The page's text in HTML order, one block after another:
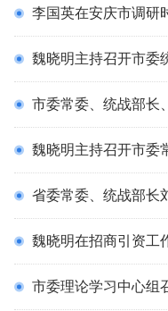
李国英在安庆市调研时强调 强化机遇意识弘
魏晓明主持召开市委统一
市委常委、统战部长、秘书
魏晓明主持召开市委常委会会议暨
省委常委、统战部长刘莉
魏晓明在招商引资工作汇报会上强调：聚焦首位产业
市委理论学习中心组召开“严强